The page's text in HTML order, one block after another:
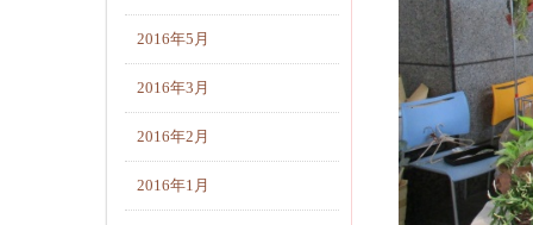
2016年5月
2016年3月
2016年2月
2016年1月